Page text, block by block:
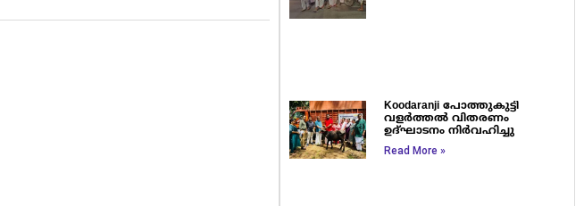
Koodaranji പോത്തുകുട്ടി
വളർത്തൽ വിതരണം
ഉദ്ഘാടനം നിർവഹിച്ചു
Read More »